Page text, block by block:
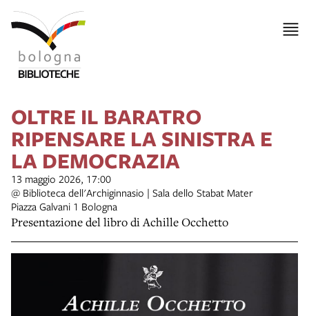
OLTRE IL BARATRO
RIPENSARE LA SINISTRA E
LA DEMOCRAZIA
13 maggio 2026, 17:00
@ Biblioteca dell'Archiginnasio | Sala dello Stabat Mater
Piazza Galvani 1 Bologna
Presentazione del libro di Achille Occhetto